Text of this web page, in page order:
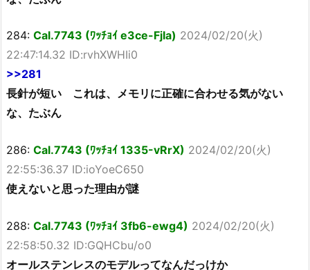
284: Cal.7743 (ﾜｯﾁｮｲ e3ce-FjIa) 2024/02/20(火)
22:47:14.32 ID:rvhXWHIi0
>>281
長針が短い これは、メモリに正確に合わせる気がない
な、たぶん
286: Cal.7743 (ﾜｯﾁｮｲ 1335-vRrX) 2024/02/20(火)
22:55:36.37 ID:ioYoeC650
使えないと思った理由が謎
288: Cal.7743 (ﾜｯﾁｮｲ 3fb6-ewg4) 2024/02/20(火)
22:58:50.32 ID:GQHCbu/o0
オールステンレスのモデルってなんだっけか